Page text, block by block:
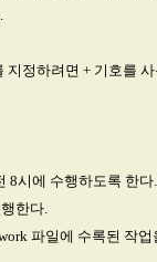
정하려면 + 기호를
8시에 수행하도록 한다.
한다.
파일에 수록된 작업